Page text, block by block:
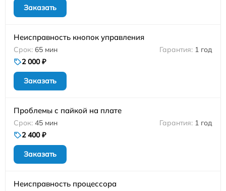
Заказать
Неисправность кнопок управления
65 мин
1 год
2 000 ₽
Заказать
Проблемы с пайкой на плате
45 мин
1 год
2 400 ₽
Заказать
Неисправность процессора